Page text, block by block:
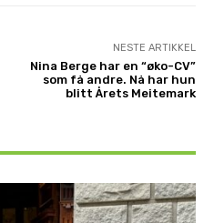
NESTE ARTIKKEL
Nina Berge har en “øko-CV”
som få andre. Nå har hun
blitt Årets Meitemark